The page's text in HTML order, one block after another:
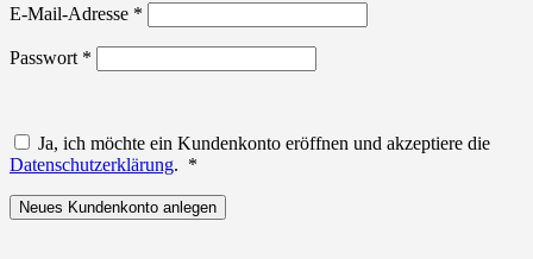
E-Mail-Adresse *
Passwort *
Ja, ich möchte ein Kundenkonto eröffnen und akzeptiere die
Datenschutzerklärung. *
Neues Kundenkonto anlegen